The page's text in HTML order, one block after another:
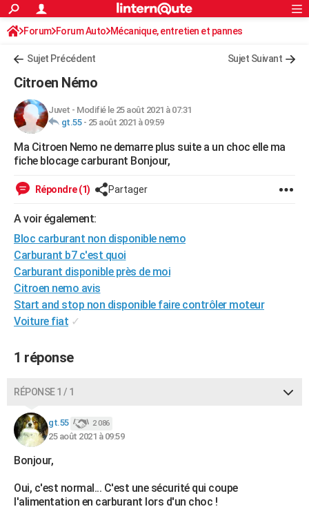
ACTUALITÉS
Politique
Société
Faits Divers
Education
Monde
Villes
+
FINANCE
Retraite
Impôts
Epargne
Immobilier
Risques naturels par ville
Banque
Assurance
Crédit
AUTO
Essais
Réserver un essai
Citadines
Berlines
SUV
Forum auto
+HIGH-TECH
Mobiles
Meilleur smartphone
Internet
Ordinateurs
Jeux vidéo
Guide high-tech
BRICOLAGE
WEEK-END
Guides de France
Escapades
Patrimoine
Expositions
Musées
Week-end nature
+LIFESTYLE
Art de vivre
Bien-être
Loisirs
ModeModes de vie
SANTE
Alimentation
Guide de la santé
Maladies
Médicaments
Sommeil
Destinations
City break
Voyage nature
Voyage de noces
Forum
Climat
+PHOTO
GUIDES D'ACHAT
Carte de Noël
Carte Bonne année
Carte Saint-Valentin
Carte Pâques
Carte d'anniversaire
DICTIONNAIRE
Dictionnaire
Biographies
Citations
Expressions
Proverbes
PROGRAMME TV
COPAINS D'AVANT
Rechercher
S'inscrire
Connexion
Forum Forum Auto Mécanique, entretien et pannes
Sujet Précédent Sujet Suivant
Citroen Némo
Juvet - Modifié le 25 août 2021 à 07:31
gt.55- 25 août 2021 à 09:59
Ma Citroen Nemo ne demarre plus suite a un choc elle ma
fiche blocage carburant Bonjour,
Répondre (1) Partager
A voir également:
Bloc carburant non disponible nemo
Carburant b7 c'est quoi
Carburant disponible près de moi
Citroen nemo avis
Start and stop non disponible faire contrôler moteur
Voiture fiat ✓
1 réponse
RÉPONSE 1 / 1
gt.55 2 086
25 août 2021 à 09:59
Bonjour,
Oui, c'est normal... C'est une sécurité qui coupe
l'alimentation en carburant lors d'un choc !